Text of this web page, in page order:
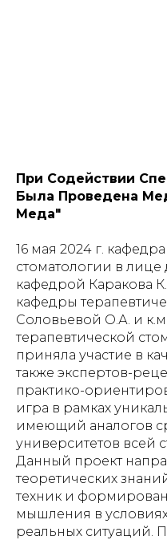
При Содействии
Была Проведена
Меда"
16 мая 2024 г.
стоматологии в лице
кафедрой Каракова
кафедры
Соловьевой О.А. и
терапевтической
приняла участие в
также экспертов-
практико-
игра в рамках
имеющий аналогов
университетов всей
Данный проект
теоретических
техник и
мышления в
реальных ситуаций.